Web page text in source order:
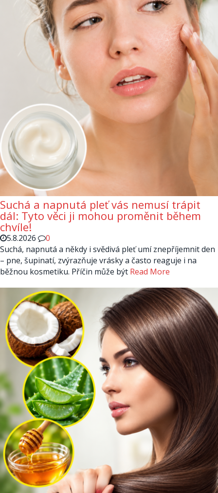
Suchá a napnutá pleť vás nemusí trápit
dál: Tyto věci ji mohou proměnit během
chvíle!
5.8.2026
0
Suchá, napnutá a někdy i svědivá pleť umí znepříjemnit den
– pne, šupinatí, zvýrazňuje vrásky a často reaguje i na
běžnou kosmetiku. Příčin může být Read More